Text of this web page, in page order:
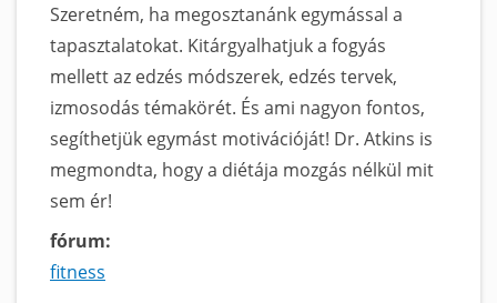
Szeretném, ha megosztanánk egymással a
tapasztalatokat. Kitárgyalhatjuk a fogyás
mellett az edzés módszerek, edzés tervek,
izmosodás témakörét. És ami nagyon fontos,
segíthetjük egymást motivációját! Dr. Atkins is
megmondta, hogy a diétája mozgás nélkül mit
sem ér!
fórum:
fitness